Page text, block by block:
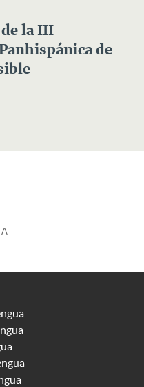
la III
de